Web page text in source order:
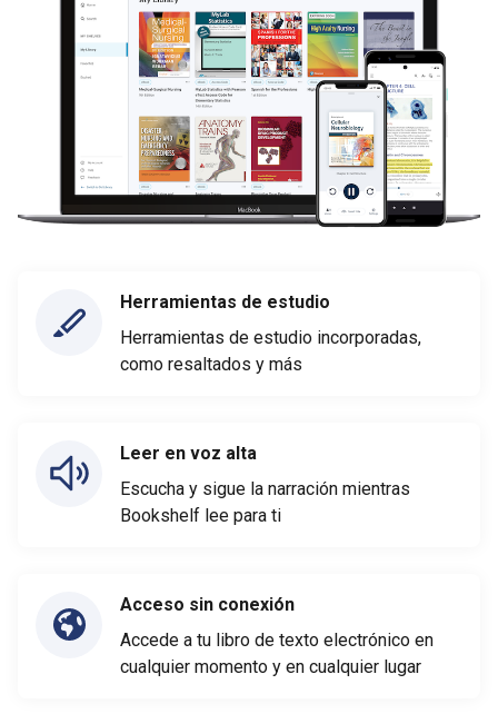
Herramientas de estudio
Herramientas de estudio incorporadas,
como resaltados y más
Leer en voz alta
Escucha y sigue la narración mientras
Bookshelf lee para ti
Acceso sin conexión
Accede a tu libro de texto electrónico en
cualquier momento y en cualquier lugar